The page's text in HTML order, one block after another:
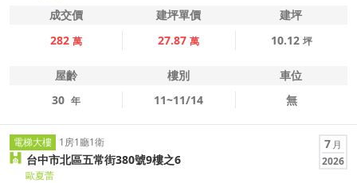
成交價 建坪單價
建坪
282 萬 27.87 萬 10.12 坪
屋齡 樓別
車位
30 年 11~11/14 無
電梯大樓 1房1廳1衛
台中市北區五常街380號9樓之6
歐夏蕾
7 月
2026